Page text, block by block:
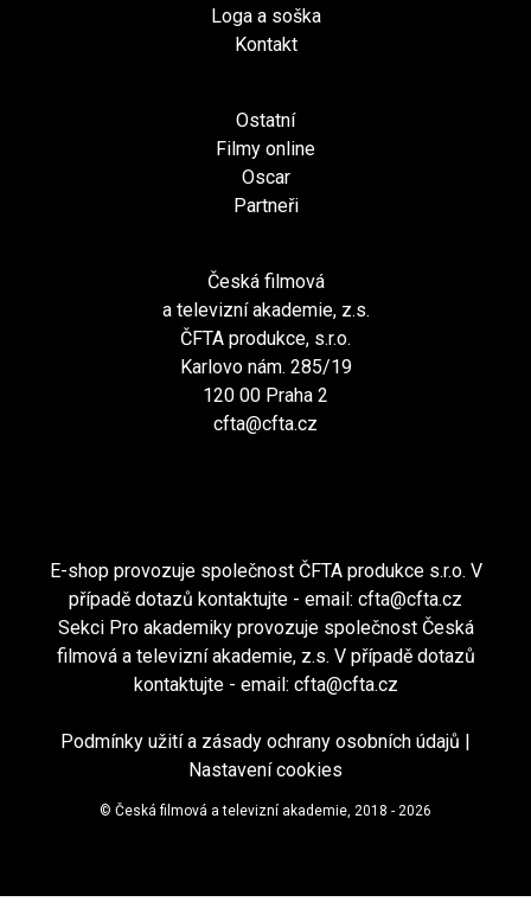
Loga a soška
Kontakt
Ostatní
Filmy online
Oscar
Partneři
Česká filmová
a televizní akademie, z.s.
ČFTA produkce, s.r.o.
Karlovo nám. 285/19
120 00 Praha 2
cfta@cfta.cz
E-shop provozuje společnost ČFTA produkce s.r.o. V
případě dotazů kontaktujte - email: cfta@cfta.cz
Sekci Pro akademiky provozuje společnost Česká
filmová a televizní akademie, z.s. V případě dotazů
kontaktujte - email: cfta@cfta.cz
Podmínky užití a zásady ochrany osobních údajů |
Nastavení cookies
© Česká filmová a televizní akademie, 2018 - 2026